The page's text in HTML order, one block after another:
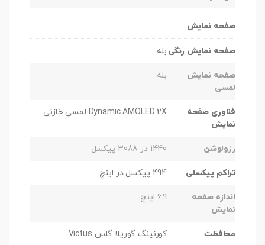
صفحه نمایش
صفحه نمایش رنگی بله
صفحه نمایش
لمسی
بله
فناوری صفحه
نمایش
Dynamic AMOLED 2X لمسی خازنی
رزولوشن 1440 در 3088 پیکسل
تراکم پیکسلی 494 پیکسل در اینچ
اندازه صفحه
نمایش
6.9 اینچ
محافظت کورنینگ گوریلا گلس Victus